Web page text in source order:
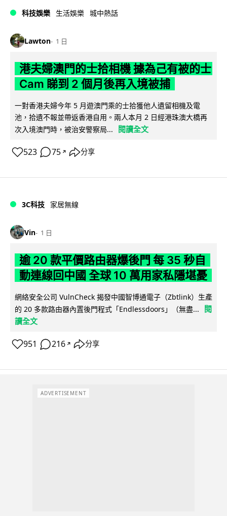
科技娛樂 生活娛樂 城中熱話
Lawton 1 日
港夫婦澳門的士拾相機 據為己有被的士
Cam 睇到 2 個月後再入境被捕
一對香港夫婦今年 5 月遊澳門乘的士拾獲他人遺留相機及電
池，拾遺不報並帶返香港自用。兩人本月 2 日經港珠澳大橋再
次入境澳門時，被治安警察局...
閱讀全文
523 75 ↗ 分享
3C科技 家居無線
Vin 1 日
逾 20 款平價路由器爆後門 每 35 秒自
動連線回中國 全球 10 萬用家私隱堪憂
網絡安全公司 VulnCheck 揭發中國智博通電子（Zbtlink）生產
的 20 多款路由器內置後門程式「Endlessdoors」（無盡...
閱
讀全文
951 216 ↗ 分享
ADVERTISEMENT